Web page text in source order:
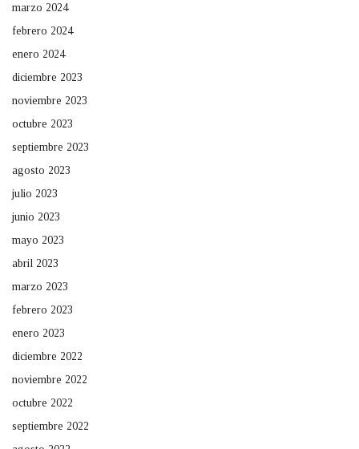
marzo 2024
febrero 2024
enero 2024
diciembre 2023
noviembre 2023
octubre 2023
septiembre 2023
agosto 2023
julio 2023
junio 2023
mayo 2023
abril 2023
marzo 2023
febrero 2023
enero 2023
diciembre 2022
noviembre 2022
octubre 2022
septiembre 2022